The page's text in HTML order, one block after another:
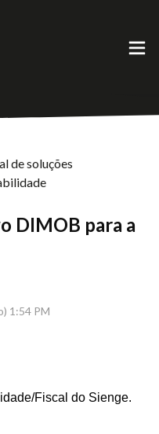
de soluções
DIMOB para a
1:54 PM
Fiscal do Sienge.